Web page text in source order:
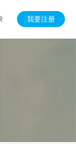
我要注册